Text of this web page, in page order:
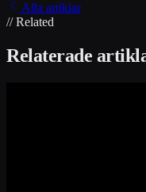
Alla artiklar
// Related
Relaterade